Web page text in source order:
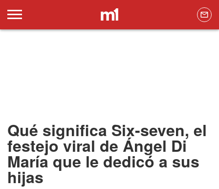
Qué significa Six-seven, el
festejo viral de Ángel Di
María que le dedicó a sus
hijas